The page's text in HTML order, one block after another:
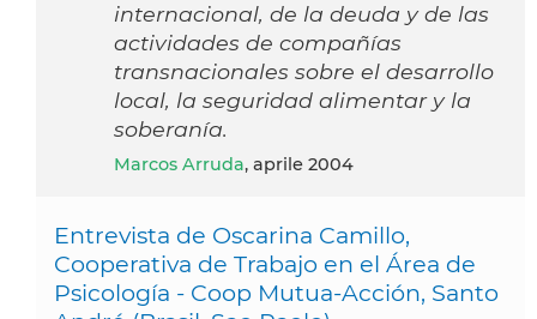
internacional, de la deuda y de las
actividades de compañías
transnacionales sobre el desarrollo
local, la seguridad alimentar y la
soberanía.
Marcos Arruda, aprile 2004
Entrevista de Oscarina Camillo,
Cooperativa de Trabajo en el Área de
Psicología - Coop Mutua-Acción, Santo